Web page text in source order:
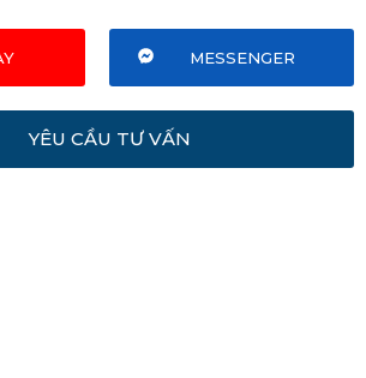
MESSENGER
YÊU CẦU TƯ VẤN